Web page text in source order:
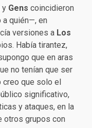
y Gens coincidieron
quién—, en
versiones a Los
Había tirantez,
que en aras
no tenían que ser
creo que solo el
significativo,
y ataques, en la
otros grupos con